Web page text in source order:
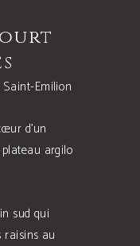
Emilion
d’un
argilo
sud qui
au